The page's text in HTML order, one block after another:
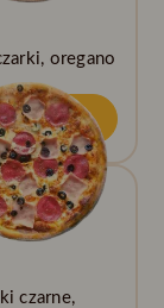
oregano
czarne,